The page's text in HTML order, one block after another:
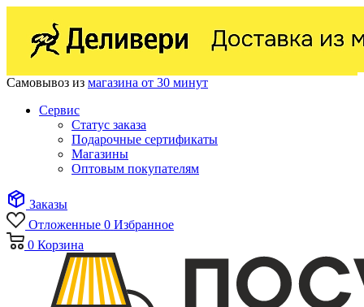
Самовывоз из магазина от 30 минут
Сервис
Статус заказа
Подарочные сертификаты
Магазины
Оптовым покупателям
Заказы
Отложенные 0 Избранное
0 Корзина